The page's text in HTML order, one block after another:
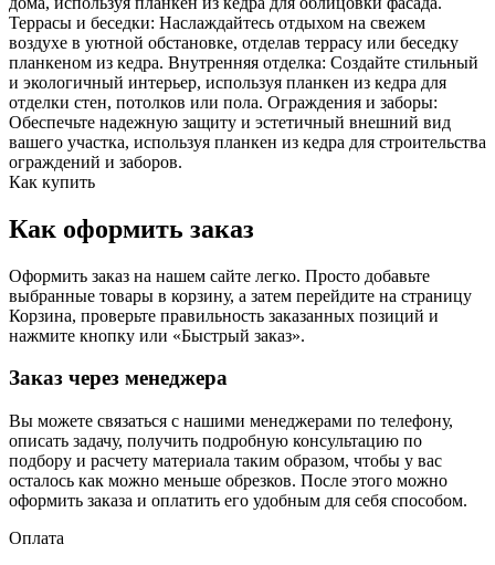
Террасы и беседки: Наслаждайтесь отдыхом на свежем
воздухе в уютной обстановке, отделав террасу или беседку
планкеном из кедра. Внутренняя отделка: Создайте стильный
и экологичный интерьер, используя планкен из кедра для
отделки стен, потолков или пола. Ограждения и заборы:
Обеспечьте надежную защиту и эстетичный внешний вид
вашего участка, используя планкен из кедра для строительства
ограждений и заборов.
Как купить
Как оформить заказ
Оформить заказ на нашем сайте легко. Просто добавьте
выбранные товары в корзину, а затем перейдите на страницу
Корзина, проверьте правильность заказанных позиций и
нажмите кнопку или «Быстрый заказ».
Заказ через менеджера
Вы можете связаться с нашими менеджерами по телефону,
описать задачу, получить подробную консультацию по
подбору и расчету материала таким образом, чтобы у вас
осталось как можно меньше обрезков. После этого можно
оформить заказа и оплатить его удобным для себя способом.
Оплата